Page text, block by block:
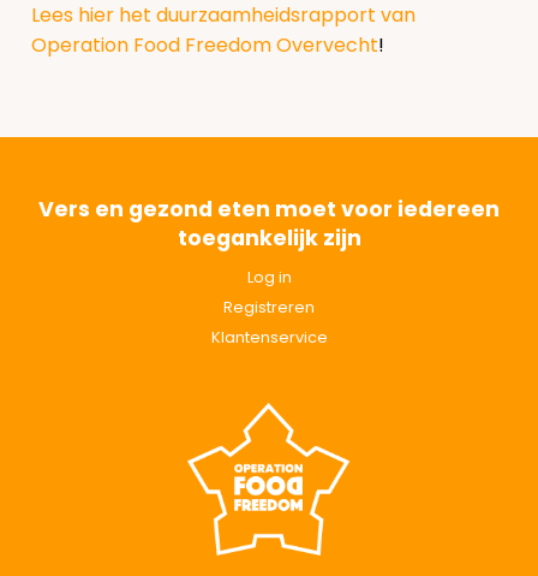
Lees hier het duurzaamheidsrapport van
Operation Food Freedom Overvecht!
Vers en gezond eten moet voor iedereen
toegankelijk zijn
Log in
Registreren
Klantenservice